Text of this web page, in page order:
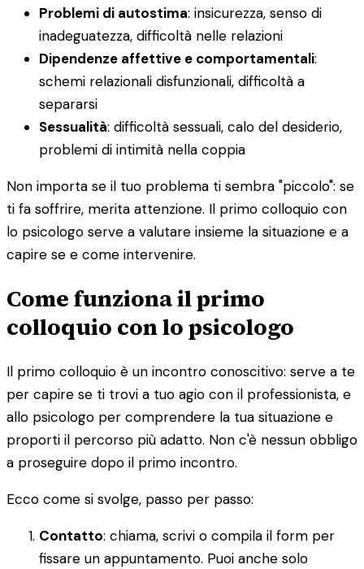
Problemi di autostima: insicurezza, senso di
inadeguatezza, difficoltà nelle relazioni
Dipendenze affettive e comportamentali:
schemi relazionali disfunzionali, difficoltà a
separarsi
Sessualità: difficoltà sessuali, calo del desiderio,
problemi di intimità nella coppia
Non importa se il tuo problema ti sembra "piccolo": se
ti fa soffrire, merita attenzione. Il primo colloquio con
lo psicologo serve a valutare insieme la situazione e a
capire se e come intervenire.
Come funziona il primo
colloquio con lo psicologo
Il primo colloquio è un incontro conoscitivo: serve a te
per capire se ti trovi a tuo agio con il professionista, e
allo psicologo per comprendere la tua situazione e
proporti il percorso più adatto. Non c'è nessun obbligo
a proseguire dopo il primo incontro.
Ecco come si svolge, passo per passo:
Contatto: chiama, scrivi o compila il form per
fissare un appuntamento. Puoi anche solo